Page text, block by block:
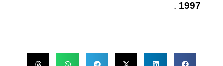
1997
.